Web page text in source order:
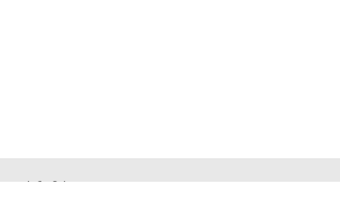
Isfin Srl